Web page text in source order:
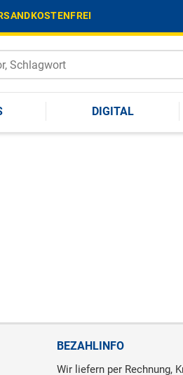
DIGITAL
BEZAHLINFO
Wir liefern per Rechnung,